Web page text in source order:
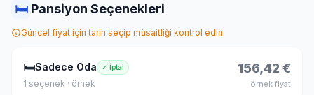
🛏 Pansiyon Seçenekleri
Güncel fiyat için tarih seçip müsaitliği kontrol edin.
🛏Sadece Oda ✓ İptal
1 seçenek · örnek
156,42 €
örnek fiyat